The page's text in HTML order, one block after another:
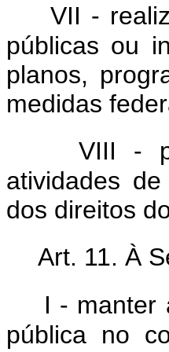
VII -
públicas ou
planos,
medidas
VIII -
atividades
dos direitos
Art. 11. À
I - manter
pública no